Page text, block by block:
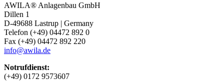
AWILA® Anlagenbau GmbH
Dillen 1
D-49688 Lastrup | Germany
Telefon (+49) 04472 892 0
Fax (+49) 04472 892 220
info@awila.de
Notrufdienst:
(+49) 0172 9573607